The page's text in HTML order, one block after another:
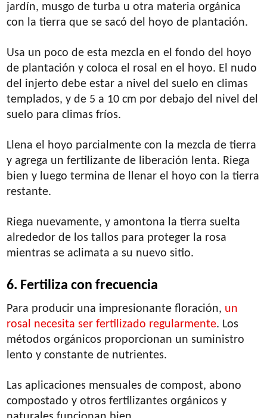
jardín, musgo de turba u otra materia orgánica
con la tierra que se sacó del hoyo de plantación.
Usa un poco de esta mezcla en el fondo del hoyo
de plantación y coloca el rosal en el hoyo. El nudo
del injerto debe estar a nivel del suelo en climas
templados, y de 5 a 10 cm por debajo del nivel del
suelo para climas fríos.
Llena el hoyo parcialmente con la mezcla de tierra
y agrega un fertilizante de liberación lenta. Riega
bien y luego termina de llenar el hoyo con la tierra
restante.
Riega nuevamente, y amontona la tierra suelta
alrededor de los tallos para proteger la rosa
mientras se aclimata a su nuevo sitio.
6. Fertiliza con frecuencia
Para producir una impresionante floración, un
rosal necesita ser fertilizado regularmente. Los
métodos orgánicos proporcionan un suministro
lento y constante de nutrientes.
Las aplicaciones mensuales de compost, abono
compostado y otros fertilizantes orgánicos y